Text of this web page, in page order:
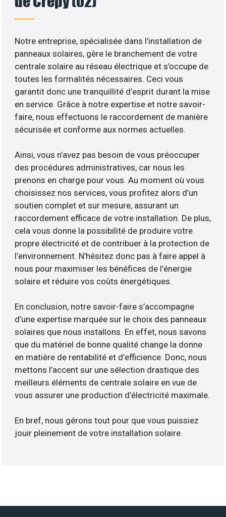
Notre entreprise, spécialisée dans l’installation de
panneaux solaires, gère le branchement de votre
centrale solaire au réseau électrique et s’occupe de
toutes les formalités nécessaires. Ceci vous
garantit donc une tranquillité d’esprit durant la mise
en service. Grâce à notre expertise et notre savoir-
faire, nous effectuons le raccordement de manière
sécurisée et conforme aux normes actuelles.
Ainsi, vous n’avez pas besoin de vous préoccuper
des procédures administratives, car nous les
prenons en charge pour vous. Au moment où vous
choisissez nos services, vous profitez alors d’un
soutien complet et sur mesure, assurant un
raccordement efficace de votre installation. De plus,
cela vous donne la possibilité de produire votre
propre électricité et de contribuer à la protection de
l’environnement. N’hésitez donc pas à faire appel à
nous pour maximiser les bénéfices de l’énergie
solaire et réduire vos coûts énergétiques.
En conclusion, notre savoir-faire s’accompagne
d’une expertise marquée sur le choix des panneaux
solaires que nous installons. En effet, nous savons
que du matériel de bonne qualité change la donne
en matière de rentabilité et d’efficience. Donc, nous
mettons l’accent sur une sélection drastique des
meilleurs éléments de centrale solaire en vue de
vous assurer une production d’électricité maximale.
En bref, nous gérons tout pour que vous puissiez
jouir pleinement de votre installation solaire.